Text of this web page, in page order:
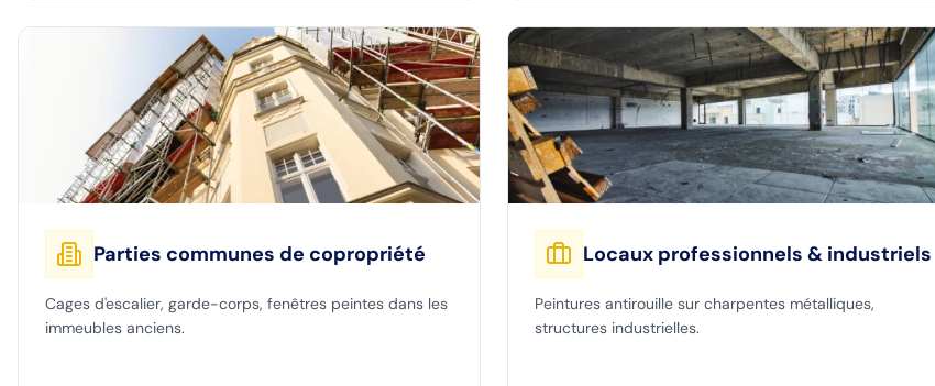
Parties communes de copropriété
Cages d'escalier, garde-corps, fenêtres peintes dans les
immeubles anciens.
Locaux professionnels & industriels
Peintures antirouille sur charpentes métalliques,
structures industrielles.